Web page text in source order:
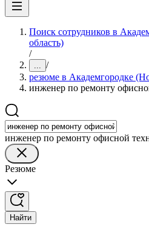
Поиск сотрудников в
область)
/
... /
резюме в Академгородке
инженер по ремонту
инженер по ремонту офисной
Резюме
Найти